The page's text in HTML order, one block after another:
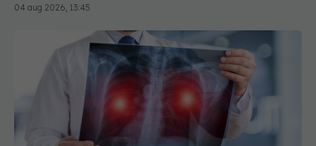
04 aug 2026, 13:45